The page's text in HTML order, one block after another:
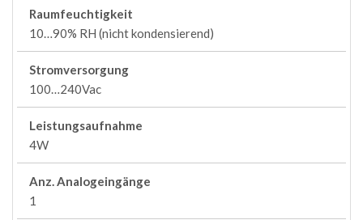
Raumfeuchtigkeit
10…90% RH (nicht kondensierend)
Stromversorgung
100…240Vac
Leistungsaufnahme
4W
Anz. Analogeingänge
1